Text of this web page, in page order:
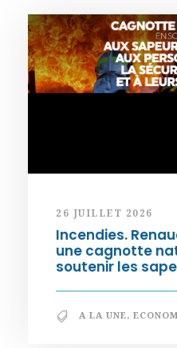
26 JUILLET 2026
Incendies.
une cagnotte
soutenir les
A LA UNE,